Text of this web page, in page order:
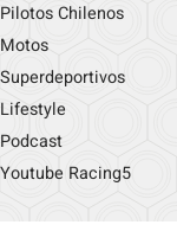
Pilotos Chilenos
Motos
Superdeportivos
Lifestyle
Podcast
Youtube Racing5